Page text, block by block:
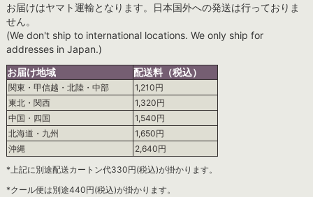
お届けはヤマト運輸となります。日本国外への発送は行っておりま
せん。
(We don't ship to international locations. We only ship for
addresses in Japan.)
お届け地域
配送料（税込）
関東・甲信越・北陸・中部
1,210円
東北・関西
1,320円
中国・四国
1,540円
北海道・九州
1,650円
沖縄
2,640円
*上記に別途配送カートン代330円(税込)が掛かります。
*クール便は別途440円(税込)が掛かります。